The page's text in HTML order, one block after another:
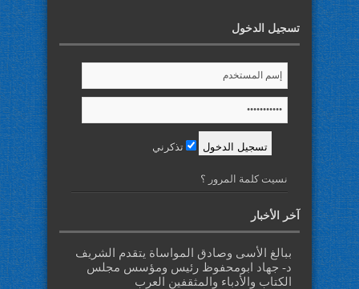
تسجيل الدخول
تذكرني
نسيت كلمة المرور ؟
آخر الأخبار
ببالغ الأسى وصادق المواساة يتقدم الشريف
د- جهاد ابومحفوظ رئيس ومؤسس مجلس
الكتاب والأدباء والمثقفين العرب